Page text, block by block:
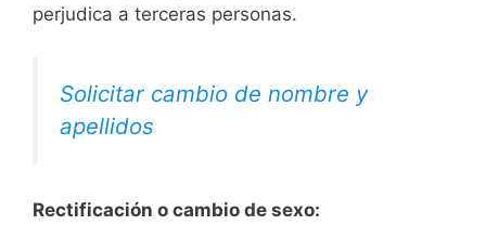
perjudica a terceras personas.
Solicitar cambio de nombre y
apellidos
Rectificación o cambio de sexo: